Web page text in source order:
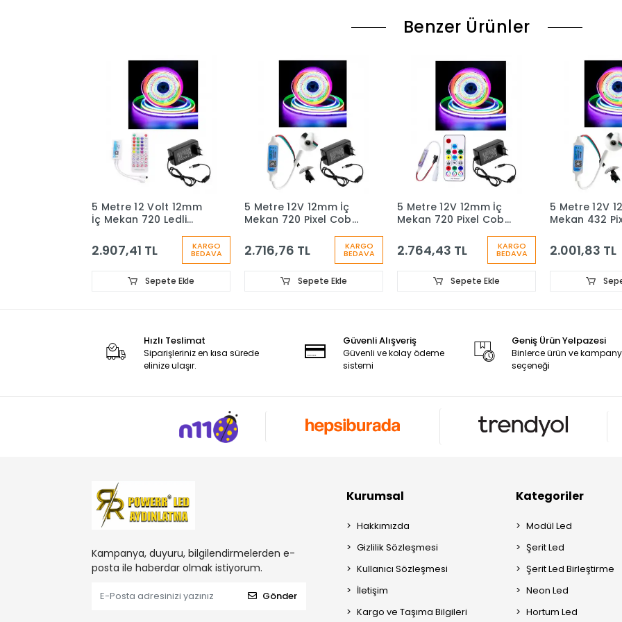
Benzer Ürünler
5 Metre 12 Volt 12mm
İç Mekan 720 Ledli
SP611E Bluetoothlu
Sese Duyarlı Tek Çıkış
Plastik Trafo Set
2.907,41 TL KARGO
BEDAVA
Sepete Ekle
5 Metre 12V 12mm İç
Mekan 720 Pixel Cob
Cep Telefonundan
Kumandalı 5A Priz Tipi
2.716,76 TL KARGO
BEDAVA
Sepete Ekle
5 Metre 12V 12mm İç
Mekan 720 Pixel Cob
Müziğe Duyarlı RF
Kumandalı 5A Priz Tipi
2.764,43 TL KARGO
BEDAVA
Sepete Ekle
5 Metre 12V
Mekan 432
Cep
Kumandalı
2.001,83 TL
Hızlı Teslimat
Siparişleriniz en kısa sürede
elinize ulaşır.
Güvenli Alışveriş
Güvenli ve kolay ödeme
sistemi
Geniş Ürün Yelpazesi
Binlerce ürün ve
seçeneği
Kampanya, duyuru, bilgilendirmelerden e-
posta ile haberdar olmak istiyorum.
Gönder
Kurumsal
Hakkımızda
Gizlilik Sözleşmesi
Kullanıcı Sözleşmesi
İletişim
Kargo ve Taşıma Bilgileri
Kategoriler
Modül Led
Şerit Led
Şerit Led Birleştirme
Neon Led
Hortum Led